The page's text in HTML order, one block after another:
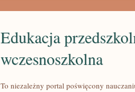
Edukacja
wczesnoszkolna
To niezależny portal poświęcony